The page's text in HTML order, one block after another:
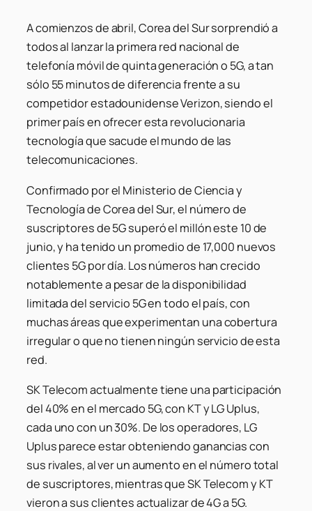
A comienzos de abril, Corea del Sur sorprendió a
todos al lanzar la primera red nacional de
telefonía móvil de quinta generación o 5G, a tan
sólo 55 minutos de diferencia frente a su
competidor estadounidense Verizon, siendo el
primer país en ofrecer esta revolucionaria
tecnología que sacude el mundo de las
telecomunicaciones.
Confirmado por el Ministerio de Ciencia y
Tecnología de Corea del Sur, el número de
suscriptores de 5G superó el millón este 10 de
junio, y ha tenido un promedio de 17,000 nuevos
clientes 5G por día. Los números han crecido
notablemente a pesar de la disponibilidad
limitada del servicio 5G en todo el país, con
muchas áreas que experimentan una cobertura
irregular o que no tienen ningún servicio de esta
red.
SK Telecom actualmente tiene una participación
del 40% en el mercado 5G, con KT y LG Uplus,
cada uno con un 30%. De los operadores, LG
Uplus parece estar obteniendo ganancias con
sus rivales, al ver un aumento en el número total
de suscriptores, mientras que SK Telecom y KT
vieron a sus clientes actualizar de 4G a 5G.